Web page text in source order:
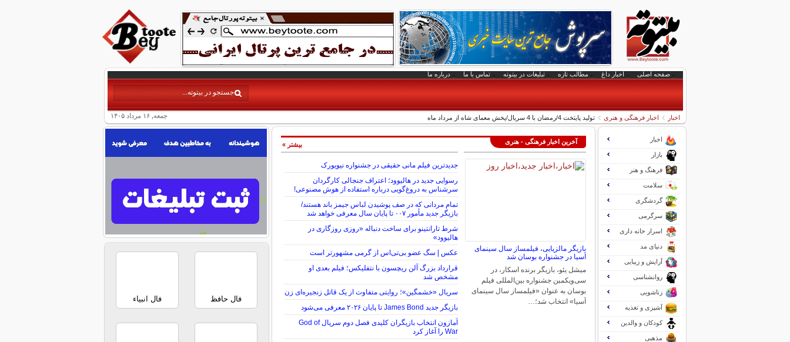
صفحه اصلی اخبار داغ مطالب تازه تبلیغات در بیتوته تماس با ما درباره ما
جمعه, ۱۶ مرداد ۱۴۰۵ اخبار اخبار فرهنگی و هنری تولید پایتخت 4/رمضان با 4 سریال/پخش معمای شاه از مرداد ماه
آخرین اخبار فرهنگی - هنری
بازیگر مالزیایی، فیلمساز سال سینمای
آسیا در جشنواره بوسان شد
میشل یئو، بازیگر برنده اسکار، در
سی‌ویکمین جشنواره بین‌المللی فیلم
بوسان به عنوان «فیلمساز سال سینمای
آسیا» انتخاب شد؛…
جدیدترین فیلم مانی حقیقی در جشنواره نیویورک
رسوایی جدید در هالیوود؛ اعتراف جنجالی کارگردان
سرشناس به دروغ‌گویی درباره استفاده از هوش مصنوعی!
تمام مردانی که در صف پوشیدن لباس جیمز باند هستند/
بازیگر جدید مأمور ۰۰۷ تا پایان سال معرفی خواهد شد
شرط تارانتینو برای ساخت دنباله «روزی روزگاری در
هالیوود»
عکس | سگ عضو بی‌تی‌اس از گرمی مشهورتر است
قرارداد بزرگ آلن ریچسون با نتفلیکس؛ فیلم بعدی او
مشخص شد
سریال «خشمگین»؛ روایتی متفاوت از یک قاتل زنجیره‌ای زن
بازیگر جدید James Bond تا پایان ۲۰۲۶ معرفی می‌شود
آمازون انتخاب بازیگران کلیدی فصل دوم سریال God of
War را آغاز کرد
بیشتر »
اخبار
بازار
فرهنگ و هنر
سلامت
گردشگری
سرگرمی
اسرار خانه داری
دنیای مد
آرایش و زیبایی
روانشناسی
زناشویی
آشپزی و تغذیه
کودکان و والدین
مذهبی
فال حافظ فال انبیاء